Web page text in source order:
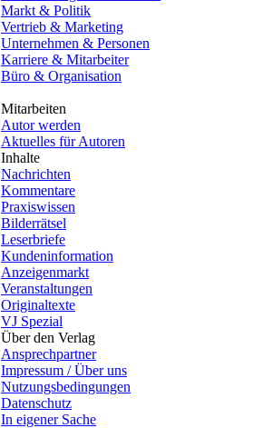
Markt & Politik
Vertrieb & Marketing
Unternehmen & Personen
Karriere & Mitarbeiter
Büro & Organisation
Mitarbeiten
Autor werden
Aktuelles für Autoren
Inhalte
Nachrichten
Kommentare
Praxiswissen
Bilderrätsel
Leserbriefe
Kundeninformation
Anzeigenmarkt
Veranstaltungen
Originaltexte
VJ Spezial
Über den Verlag
Ansprechpartner
Impressum / Über uns
Nutzungsbedingungen
Datenschutz
In eigener Sache